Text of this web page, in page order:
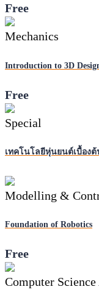
Free
Mechanics
Introduction to 3D
Free
Special
เทคโนโลยีหุ่นยนต์เบื้องต้
Modelling &
Foundation of Robotics
Free
Computer